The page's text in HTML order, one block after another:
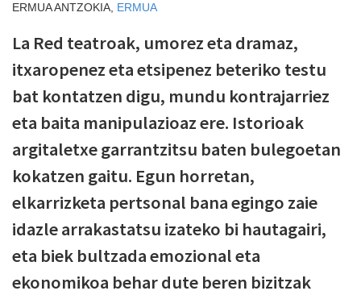
ERMUA ANTZOKIA, ERMUA
La Red teatroak, umorez eta dramaz,
itxaropenez eta etsipenez beteriko testu
bat kontatzen digu, mundu kontrajarriez
eta baita manipulazioaz ere. Istorioak
argitaletxe garrantzitsu baten bulegoetan
kokatzen gaitu. Egun horretan,
elkarrizketa pertsonal bana egingo zaie
idazle arrakastatsu izateko bi hautagairi,
eta biek bultzada emozional eta
ekonomikoa behar dute beren bizitzak